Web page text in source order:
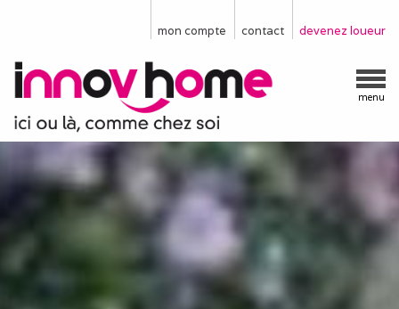
devenez loueur
contact
mon compte
menu